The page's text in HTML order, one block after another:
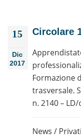
15
Dic
2017
Circolare
Formazione
trasversale.
n. 2140 –
News / Privati